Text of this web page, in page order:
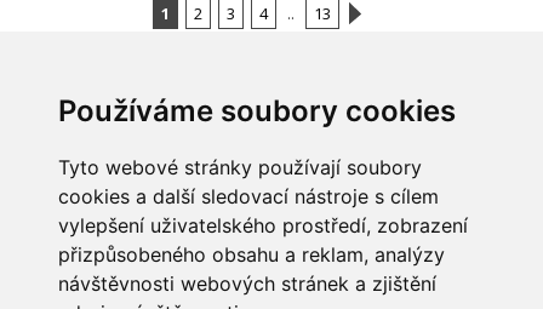
Používáme soubory cookies
Tyto webové stránky používají soubory
cookies a další sledovací nástroje s cílem
vylepšení uživatelského prostředí, zobrazení
přizpůsobeného obsahu a reklam, analýzy
návštěvnosti webových stránek a zjištění
1 2 3 4 .. 13
Obchodní podmínky
Zpracování a ochrana
osobních údajů
Jak nakupovat
O nás
Všechna práva vyhrazena
Bravura s.r.o. © 2026
profesionální webové stránky: triangl web